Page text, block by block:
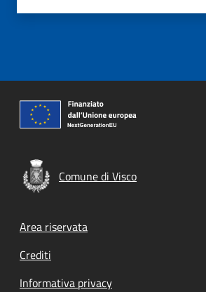
Comune di Visco
Footer menu
Area riservata
Crediti
Informativa privacy